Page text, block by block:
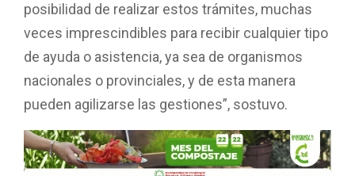
posibilidad de realizar estos trámites, muchas
veces imprescindibles para recibir cualquier tipo
de ayuda o asistencia, ya sea de organismos
nacionales o provinciales, y de esta manera
pueden agilizarse las gestiones”, sostuvo.